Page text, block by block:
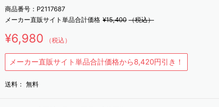
商品番号： P2117687
メーカー直販サイト単品合計価格 ¥15,400 （税込）
¥6,980 （税込）
メーカー直販サイト単品合計価格から8,420円引き！
送料： 無料